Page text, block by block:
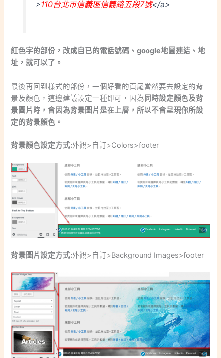
>110台北市信義區信義路五段7號</a>
紅色字的部份，改成自已的電話號碼、google地圖連結、地
址，就可以了。
最後再回到樣式的部份，一個好看的頁尾當然要去設定的背
景及顏色，這邊建議設定一種即可，因為 同時設定顏色及背
景圖片時，會因為背景圖片是在上層，所以不會呈現你所設
定的背景顏色。
背景顏色設定方式:外觀>自訂>Colors>footer
背景圖片設定方式:外觀>自訂>Background Images>footer